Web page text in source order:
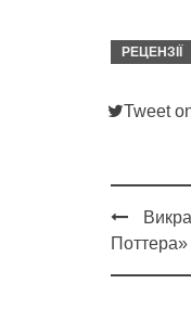
РЕЦЕНЗІЇ
Tweet
Post
Поттера»